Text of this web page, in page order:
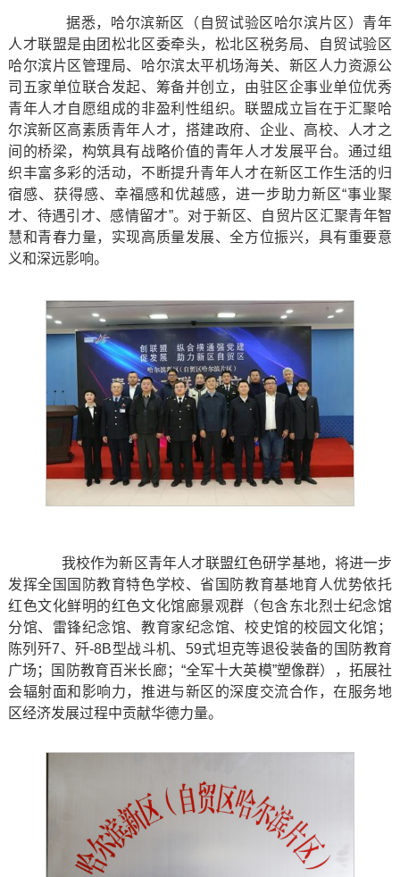
据悉，哈尔滨新区（自贸试验区哈尔滨片区）青年
人才联盟是由团松北区委牵头，松北区税务局、自贸试验区
哈尔滨片区管理局、哈尔滨太平机场海关、新区人力资源公
司五家单位联合发起、筹备并创立，由驻区企事业单位优秀
青年人才自愿组成的非盈利性组织。联盟成立旨在于汇聚哈
尔滨新区高素质青年人才，搭建政府、企业、高校、人才之
间的桥梁，构筑具有战略价值的青年人才发展平台。通过组
织丰富多彩的活动，不断提升青年人才在新区工作生活的归
宿感、获得感、幸福感和优越感，进一步助力新区“事业聚
才、待遇引才、感情留才”。对于新区、自贸片区汇聚青年智
慧和青春力量，实现高质量发展、全方位振兴，具有重要意
义和深远影响。
我校作为新区青年人才联盟红色研学基地，将进一步
发挥全国国防教育特色学校、省国防教育基地育人优势依托
红色文化鲜明的红色文化馆廊景观群（包含东北烈士纪念馆
分馆、雷锋纪念馆、教育家纪念馆、校史馆的校园文化馆；
陈列歼7、歼-8B型战斗机、59式坦克等退役装备的国防教育
广场；国防教育百米长廊；“全军十大英模”塑像群），拓展社
会辐射面和影响力，推进与新区的深度交流合作，在服务地
区经济发展过程中贡献华德力量。